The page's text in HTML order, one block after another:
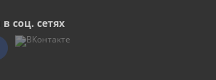
(58)
/
соц. сетях